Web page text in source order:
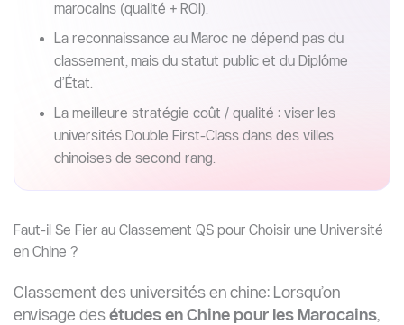
marocains (qualité + ROI).
La reconnaissance au Maroc ne dépend pas du
classement, mais du statut public et du Diplôme
d’État.
La meilleure stratégie coût / qualité : viser les
universités Double First-Class dans des villes
chinoises de second rang.
Faut-il Se Fier au Classement QS pour Choisir une Université
en Chine ?
Classement des universités en chine: Lorsqu’on
envisage des études en Chine pour les Marocains,